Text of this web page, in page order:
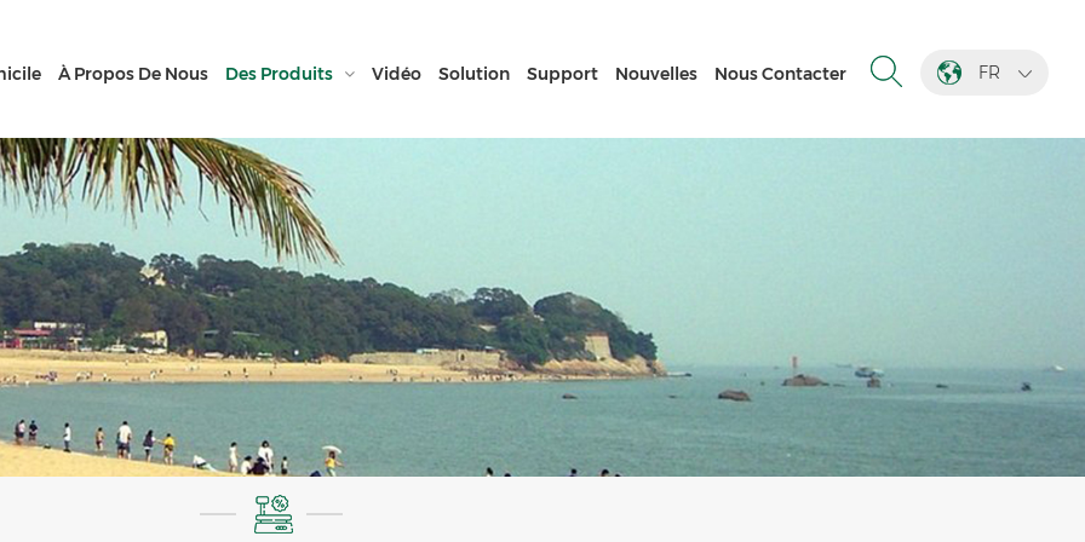
FR
À Propos De Nous Des Produits Vidéo Solution Support Nouvelles Nous Contacter